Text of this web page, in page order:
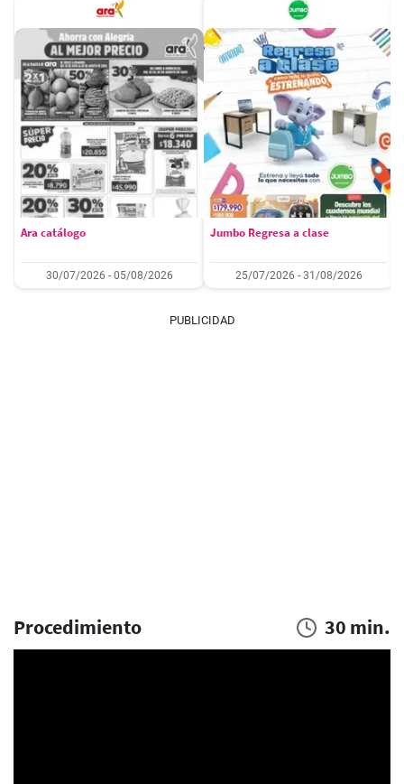
Ara catálogo
30/07/2026 - 05/08/2026
Jumbo Regresa a clase
25/07/2026 - 31/08/2026
PUBLICIDAD
Procedimiento 30 min.